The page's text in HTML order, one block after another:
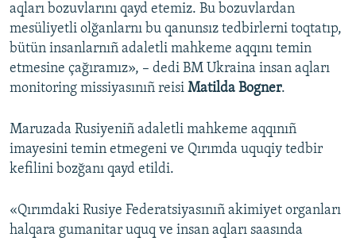
aqları bozuvlarını qayd etemiz. Bu bozuvlardan
mesüliyetli olğanlarnı bu qanunsız tedbirlerni toqtatıp,
bütün insanlarnıñ adaletli mahkeme aqqını temin
etmesine çağıramız», – dedi BM Ukraina insan aqları
monitoring missiyasınıñ reisi Matilda Bogner.
Maruzada Rusiyeniñ adaletli mahkeme aqqınıñ
imayesini temin etmegeni ve Qırımda uquqiy tedbir
kefilini bozğanı qayd etildi.
«Qırımdaki Rusiye Federatsiyasınıñ akimiyet organları
halqara gumanitar uquq ve insan aqları saasında